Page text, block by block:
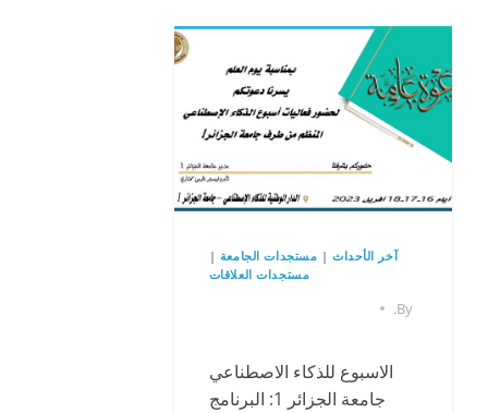
آخر الأحداث | مستجدات الجامعة |
مستجدات العلاقات
By
.
الاسبوع للذكاء الاصطناعي
جامعة الجزائر 1: البرنامج